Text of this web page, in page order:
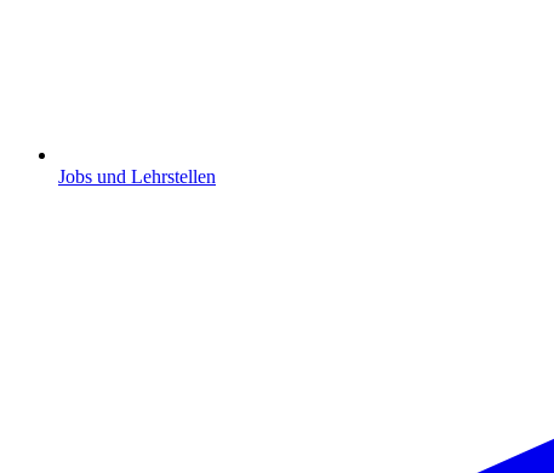
Jobs und Lehrstellen